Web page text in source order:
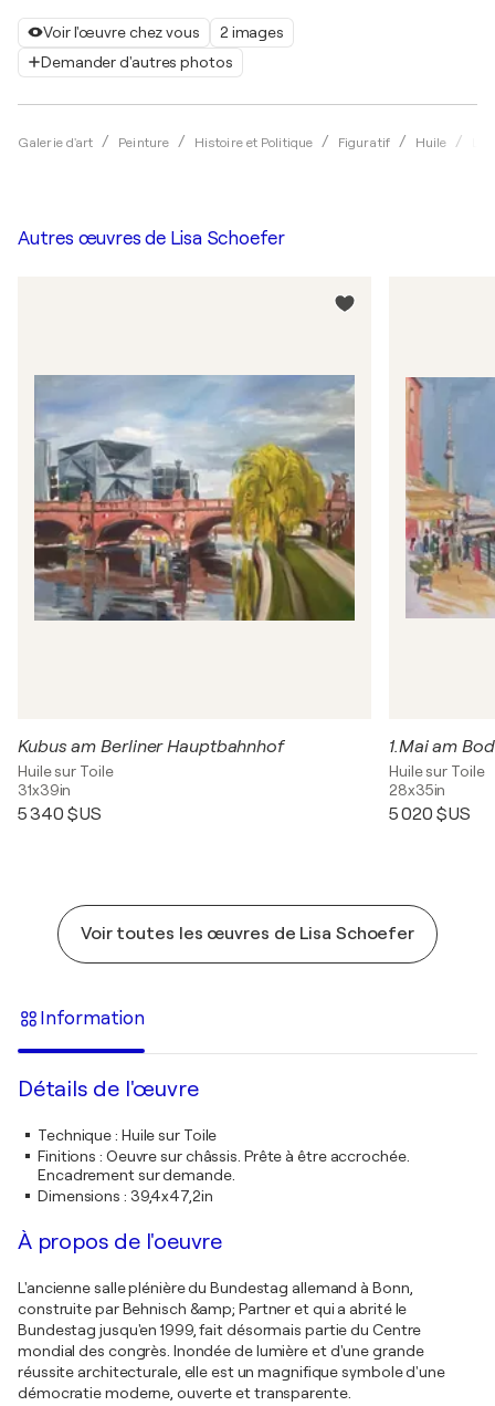
Voir l'œuvre chez vous
2 images
Demander d'autres photos
Galerie d'art Peinture Histoire et Politique Figuratif Huile
Autres œuvres de Lisa Schoefer
Kubus am Berliner Hauptbahnhof
Huile sur Toile
31x39in
5 340 $US
1.Mai am
Huile sur Toile
28x35in
5 020 $US
Voir toutes les œuvres de Lisa Schoefer
Information
Détails de l'œuvre
Technique: Huile sur Toile
Finitions : Oeuvre sur châssis. Prête à être accrochée.
Encadrement sur demande.
Dimensions : 39,4x47,2in
À propos de l'oeuvre
L'ancienne salle plénière du Bundestag allemand à Bonn,
construite par Behnisch &amp; Partner et qui a abrité le
Bundestag jusqu'en 1999, fait désormais partie du Centre
mondial des congrès. Inondée de lumière et d'une grande
réussite architecturale, elle est un magnifique symbole d'une
démocratie moderne, ouverte et transparente.